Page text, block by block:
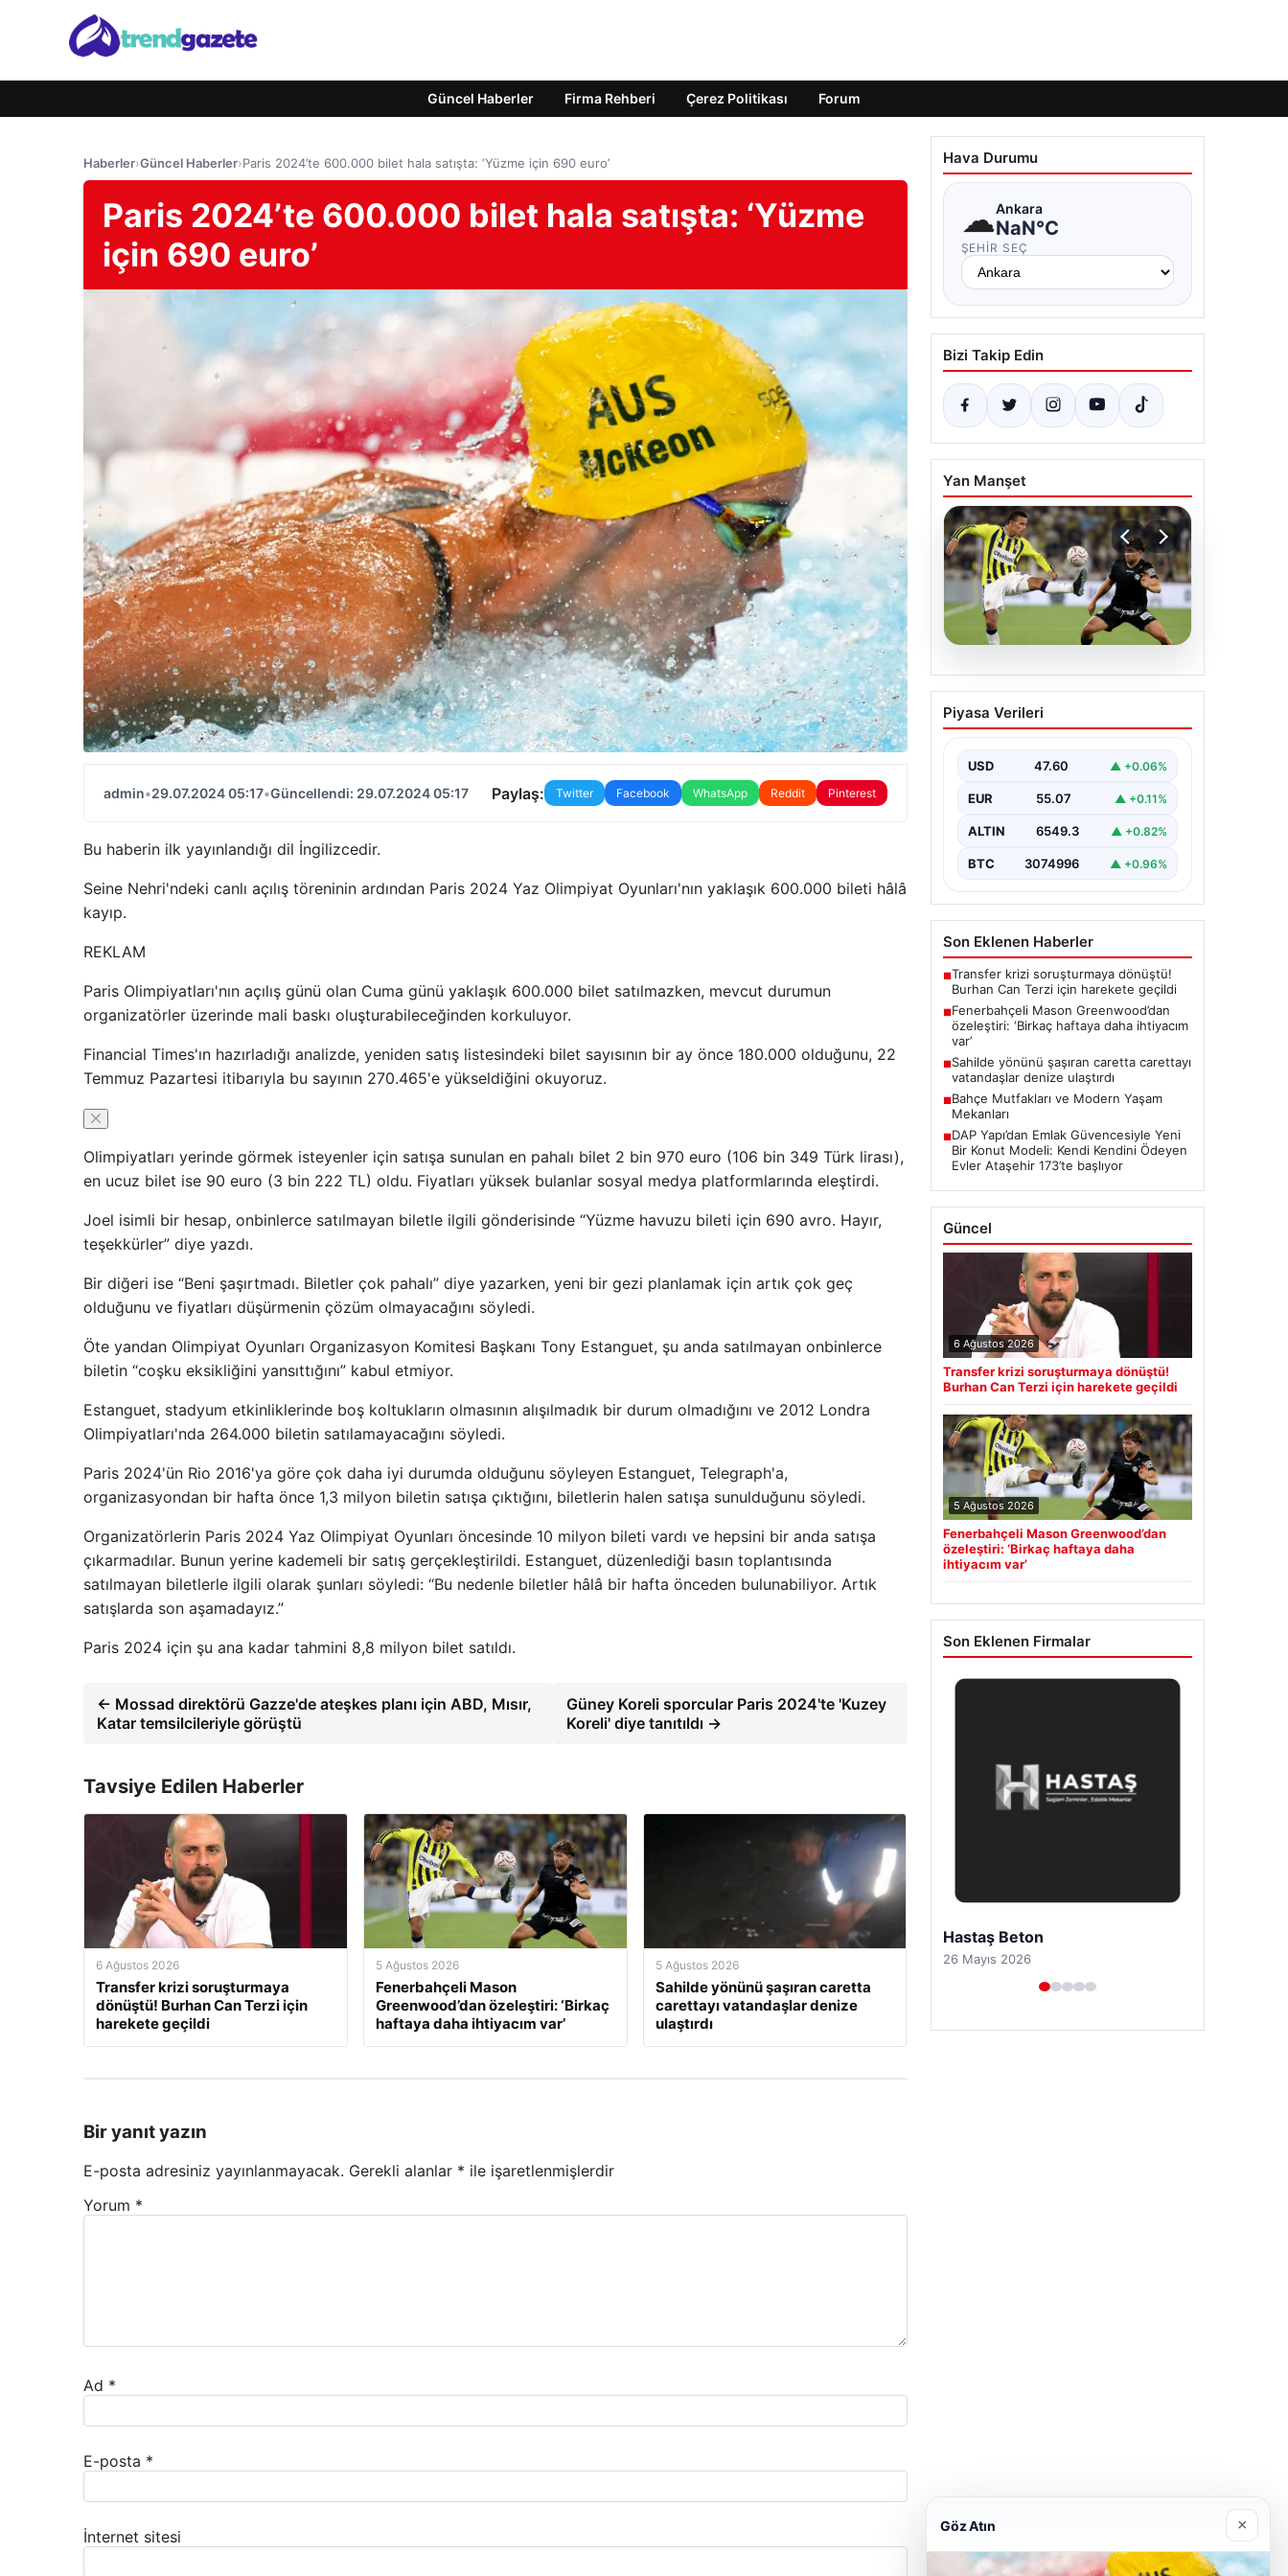
Güncel Haberler Firma Rehberi Çerez Politikası Forum
Haberler›Güncel Haberler›Paris 2024’te 600.000 bilet hala satışta: ‘Yüzme için 690 euro’
Paris 2024’te 600.000 bilet hala satışta: ‘Yüzme
için 690 euro’
admin•29.07.2024 05:17•Güncellendi: 29.07.2024 05:17 Paylaş: Twitter Facebook WhatsApp Reddit Pinterest
Bu haberin ilk yayınlandığı dil İngilizcedir.
Seine Nehri'ndeki canlı açılış töreninin ardından Paris 2024 Yaz Olimpiyat Oyunları'nın yaklaşık 600.000 bileti hâlâ
kayıp.
REKLAM
Paris Olimpiyatları'nın açılış günü olan Cuma günü yaklaşık 600.000 bilet satılmazken, mevcut durumun
organizatörler üzerinde mali baskı oluşturabileceğinden korkuluyor.
Financial Times'ın hazırladığı analizde, yeniden satış listesindeki bilet sayısının bir ay önce 180.000 olduğunu, 22
Temmuz Pazartesi itibarıyla bu sayının 270.465'e yükseldiğini okuyoruz.
Olimpiyatları yerinde görmek isteyenler için satışa sunulan en pahalı bilet 2 bin 970 euro (106 bin 349 Türk lirası),
en ucuz bilet ise 90 euro (3 bin 222 TL) oldu. Fiyatları yüksek bulanlar sosyal medya platformlarında eleştirdi.
Joel isimli bir hesap, onbinlerce satılmayan biletle ilgili gönderisinde “Yüzme havuzu bileti için 690 avro. Hayır,
teşekkürler” diye yazdı.
Bir diğeri ise “Beni şaşırtmadı. Biletler çok pahalı” diye yazarken, yeni bir gezi planlamak için artık çok geç
olduğunu ve fiyatları düşürmenin çözüm olmayacağını söyledi.
Öte yandan Olimpiyat Oyunları Organizasyon Komitesi Başkanı Tony Estanguet, şu anda satılmayan onbinlerce
biletin “coşku eksikliğini yansıttığını” kabul etmiyor.
Estanguet, stadyum etkinliklerinde boş koltukların olmasının alışılmadık bir durum olmadığını ve 2012 Londra
Olimpiyatları'nda 264.000 biletin satılamayacağını söyledi.
Paris 2024'ün Rio 2016'ya göre çok daha iyi durumda olduğunu söyleyen Estanguet, Telegraph'a,
organizasyondan bir hafta önce 1,3 milyon biletin satışa çıktığını, biletlerin halen satışa sunulduğunu söyledi.
Organizatörlerin Paris 2024 Yaz Olimpiyat Oyunları öncesinde 10 milyon bileti vardı ve hepsini bir anda satışa
çıkarmadılar. Bunun yerine kademeli bir satış gerçekleştirildi. Estanguet, düzenlediği basın toplantısında
satılmayan biletlerle ilgili olarak şunları söyledi: “Bu nedenle biletler hâlâ bir hafta önceden bulunabiliyor. Artık
satışlarda son aşamadayız.”
Paris 2024 için şu ana kadar tahmini 8,8 milyon bilet satıldı.
← Mossad direktörü Gazze'de ateşkes planı için ABD, Mısır,
Katar temsilcileriyle görüştü
Güney Koreli sporcular Paris 2024'te 'Kuzey
Koreli' diye tanıtıldı →
Tavsiye Edilen Haberler
6 Ağustos 2026
Transfer krizi soruşturmaya
dönüştü! Burhan Can Terzi için
harekete geçildi
5 Ağustos 2026
Fenerbahçeli Mason
Greenwood’dan özeleştiri: ‘Birkaç
haftaya daha ihtiyacım var’
5 Ağustos 2026
Sahilde yönünü şaşıran caretta
carettayı vatandaşlar denize
ulaştırdı
Bir yanıt yazın
E-posta adresiniz yayınlanmayacak. Gerekli alanlar * ile işaretlenmişlerdir
Yorum *
Ad *
E-posta *
İnternet sitesi
Hava Durumu
☁Ankara
NaN°C
ŞEHIR SEÇ
Bizi Takip Edin
Yan Manşet
05.08.2026
Fenerbahçeli Mason
Greenwood’dan
haftaya daha ihtiyacım
var’
Piyasa Verileri
USD 47.60 ▲ +0.06%
EUR 55.07 ▲ +0.11%
ALTIN 6549.3 ▲ +0.82%
BTC 3074996 ▲ +0.96%
Son Eklenen Haberler
■Transfer krizi soruşturmaya dönüştü!
Burhan Can Terzi için harekete geçildi
■Fenerbahçeli Mason Greenwood’dan
özeleştiri: ‘Birkaç haftaya daha ihtiyacım
var’
■Sahilde yönünü şaşıran caretta carettayı
vatandaşlar denize ulaştırdı
■Bahçe Mutfakları ve Modern Yaşam
Mekanları
■DAP Yapı’dan Emlak Güvencesiyle Yeni
Bir Konut Modeli: Kendi Kendini Ödeyen
Evler Ataşehir 173’te başlıyor
Güncel
6 Ağustos 2026
Transfer krizi soruşturmaya dönüştü!
Burhan Can Terzi için harekete geçildi
5 Ağustos 2026
Fenerbahçeli Mason Greenwood’dan
özeleştiri: ‘Birkaç haftaya daha
ihtiyacım var’
Son Eklenen Firmalar
Prenses Night Club
29 Nisan 2026
Göz Atın ×